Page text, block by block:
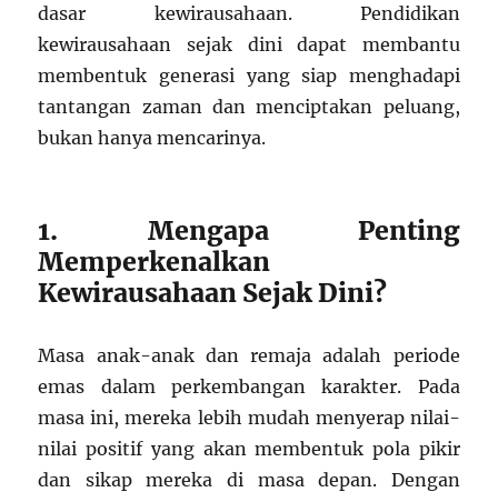
dasar kewirausahaan. Pendidikan
kewirausahaan sejak dini dapat membantu
membentuk generasi yang siap menghadapi
tantangan zaman dan menciptakan peluang,
bukan hanya mencarinya.
1. Mengapa Penting
Memperkenalkan
Kewirausahaan Sejak Dini?
Masa anak-anak dan remaja adalah periode
emas dalam perkembangan karakter. Pada
masa ini, mereka lebih mudah menyerap nilai-
nilai positif yang akan membentuk pola pikir
dan sikap mereka di masa depan. Dengan